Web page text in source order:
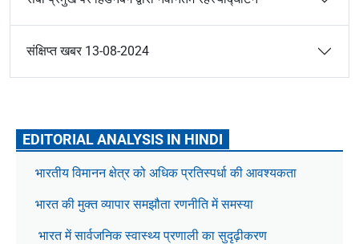
संक्षिप्त खबर 13-08-2024
EDITORIAL ANALYSIS IN HINDI
भारतीय विमानन क्षेत्र को अधिक प्रतिस्पर्धा की आवश्यकता
भारत की मुक्त व्यापार समझौता रणनीति में समस्या
भारत में सार्वजनिक स्वास्थ्य प्रणाली का सुदृढ़ीकरण